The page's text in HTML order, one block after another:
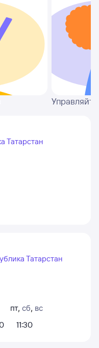
Татарстан
Татарстан
пт, сб, вс
11:30